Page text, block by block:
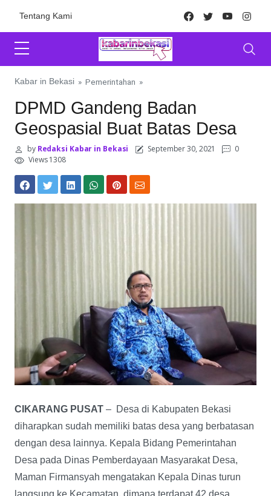
Tentang Kami Facebook
TwitterYoutube
Kabar in Bekasi » Pemerintahan »
DPMD Gandeng Badan
Geospasial Buat Batas Desa
byRedaksi Kabar in Bekasi September 30, 2021
0
Views 1308
CIKARANG PUSAT – Desa di Kabupaten Bekasi
diharapkan sudah memiliki batas desa yang berbatasan
dengan desa lainnya. Kepala Bidang Pemerintahan
Desa pada Dinas Pemberdayaan Masyarakat Desa,
Maman Firmansyah mengatakan Kepala Dinas turun